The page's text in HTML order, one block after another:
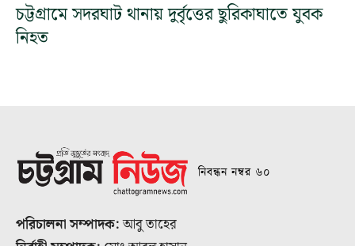
চট্টগ্রামে সদরঘাট থানায় দুর্বৃত্তের ছুরিকাঘাতে যুবক
নিহত
নিবন্ধন নম্বর ৬০
পরিচালনা সম্পাদক:আবু তাহের